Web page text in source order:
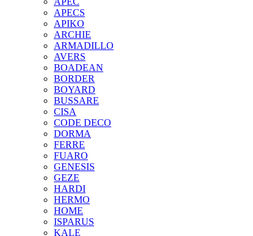
APECS
APIKO
ARCHIE
ARMADILLO
AVERS
BOADEAN
BORDER
BOYARD
BUSSARE
CISA
CODE DECO
DORMA
FERRE
FUARO
GENESIS
GEZE
HARDI
HERMO
HOMЕ
ISPARUS
KALE